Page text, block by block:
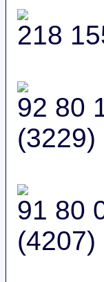
218
92 80
(3229)
91 80
(4207)